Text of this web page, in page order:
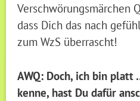
Verschwörungsmärchen
dass Dich das nach
zum WzS überrascht!
AWQ: Doch, ich bin platt
kenne, hast Du dafür